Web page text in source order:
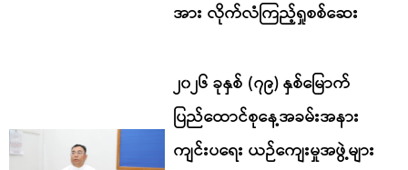
အား လိုက်လံကြည့်ရှုစစ်ဆေး
၂၀၂၆ ခုနှစ် (၇၉) နှစ်မြောက်
ပြည်ထောင်စုနေ့အခမ်းအနား
ကျင်းပရေး ယဉ်ကျေးမှုအဖွဲ့များ